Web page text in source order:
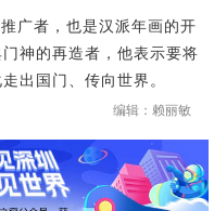
广者，也是汉派年画的开
神的再造者，他表示要将
出国门、传向世界。
编辑：赖丽敏